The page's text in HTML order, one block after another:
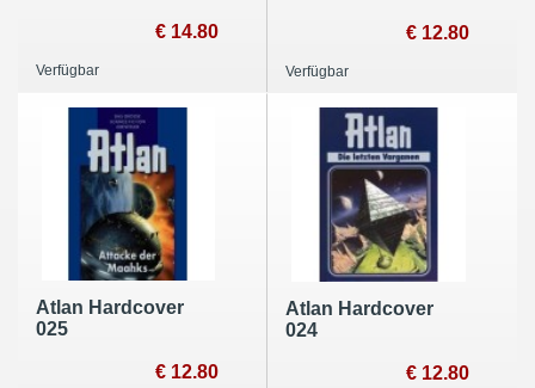
€ 14.80
Verfügbar
€ 12.80
Verfügbar
Atlan Hardcover
025
€ 12.80
Atlan Hardcover
024
€ 12.80